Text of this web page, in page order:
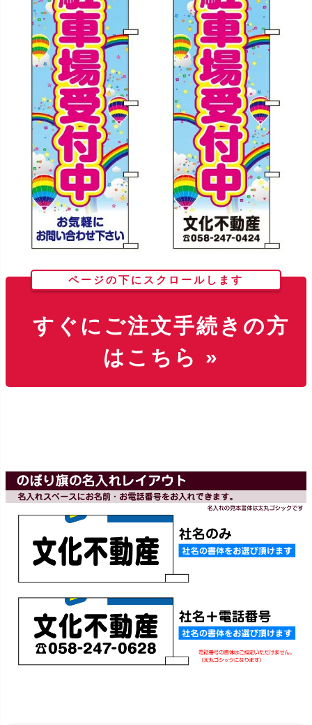
ページの下にスクロールします
すぐにご注文手続きの方
はこちら »